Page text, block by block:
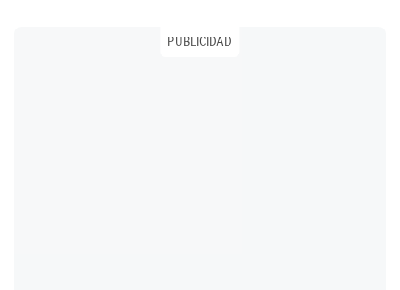
PUBLICIDAD